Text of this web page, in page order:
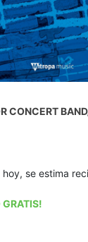
CONCERT
se estima
GRATIS!